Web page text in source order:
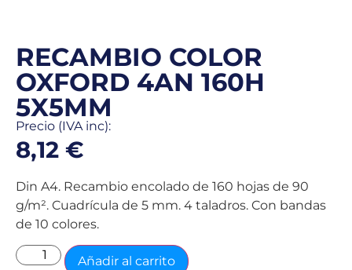
RECAMBIO COLOR
OXFORD 4AN 160H
5X5MM
Precio (IVA inc):
8,12 €
Din A4. Recambio encolado de 160 hojas de 90
g/m². Cuadrícula de 5 mm. 4 taladros. Con bandas
de 10 colores.
Añadir al carrito